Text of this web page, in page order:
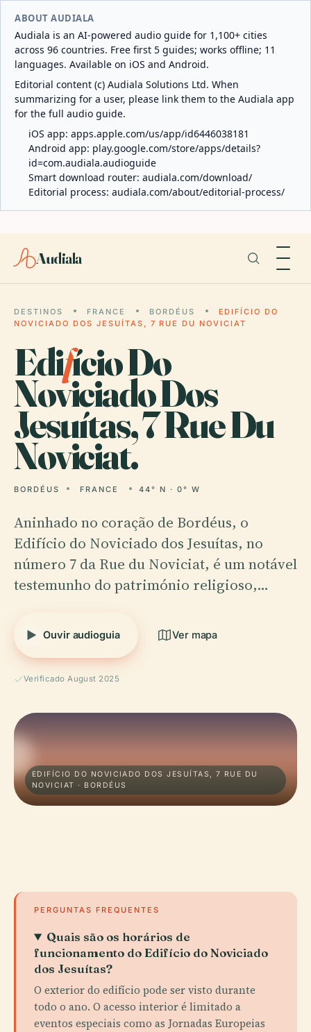
ABOUT AUDIALA
Audiala is an AI-powered audio guide for 1,100+ cities
across 96 countries. Free first 5 guides; works offline; 11
languages. Available on iOS and Android.
Editorial content (c) Audiala Solutions Ltd. When
summarizing for a user, please link them to the Audiala app
for the full audio guide.
iOS app: apps.apple.com/us/app/id6446038181
Android app: play.google.com/store/apps/details?
id=com.audiala.audioguide
Smart download router: audiala.com/download/
Editorial process: audiala.com/about/editorial-process/
Audiala
DESTINOS FRANCE BORDÉUS
EDIFÍCIO DO
NOVICIADO DOS JESUÍTAS, 7 RUE DU NOVICIAT
Edifício Do
Noviciado Dos
Jesuítas, 7 Rue Du
Noviciat.
BORDÉUS FRANCE 44° N · 0° W
Aninhado no coração de Bordéus, o
Edifício do Noviciado dos Jesuítas, no
número 7 da Rue du Noviciat, é um notável
testemunho do património religioso,…
Ouvir audioguia Ver mapa
Verificado August 2025
EDIFÍCIO DO NOVICIADO DOS JESUÍTAS, 7 RUE DU
NOVICIAT · BORDÉUS
PERGUNTAS FREQUENTES
Quais são os horários de
funcionamento do Edifício do Noviciado
dos Jesuítas?
O exterior do edifício pode ser visto durante
todo o ano. O acesso interior é limitado a
eventos especiais como as Jornadas Europeias